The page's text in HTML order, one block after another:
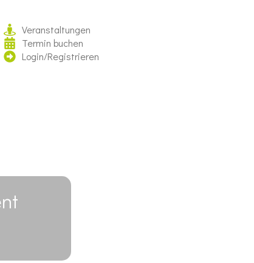
Veranstaltungen
Termin buchen
Login/Registrieren